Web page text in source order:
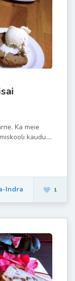
Ka meie
kaudu....
1
Indra